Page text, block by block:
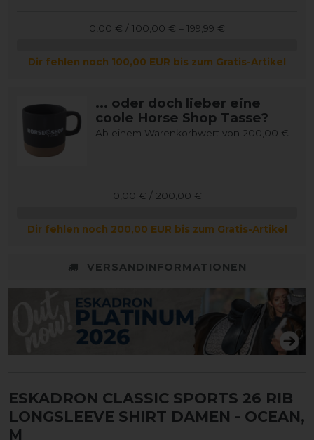
0,00 € / 100,00 € – 199,99 €
Dir fehlen noch 100,00 EUR bis zum Gratis-Artikel
... oder doch lieber eine
coole Horse Shop Tasse?
Ab einem Warenkorbwert von 200,00 €
0,00 € / 200,00 €
Dir fehlen noch 200,00 EUR bis zum Gratis-Artikel
VERSANDINFORMATIONEN
ESKADRON CLASSIC SPORTS 26 RIB
LONGSLEEVE SHIRT DAMEN - OCEAN,
M